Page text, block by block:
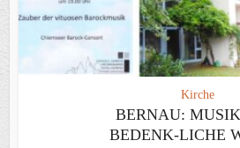
Kirche
BERNAU:
BEDENK-LICHE